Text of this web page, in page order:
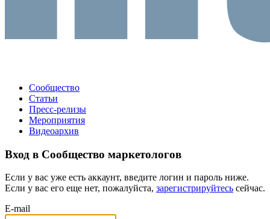
Сообщество
Статьи
Пресс-релизы
Мероприятия
Видеоархив
Вход в Сообщество маркетологов
Если у вас уже есть аккаунт, введите логин и пароль ниже.
Если у вас его еще нет, пожалуйста, зарегистрируйтесь сейчас.
E-mail